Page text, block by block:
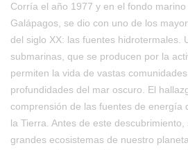
Corría el año 1977 y en el fondo
Galápagos, se dio con uno de los
del siglo XX: las fuentes hidrotermales.
submarinas, que se producen por la
permiten la vida de vastas
profundidades del mar oscuro. El
comprensión de las fuentes de energía
la Tierra. Antes de este
grandes ecosistemas de nuestro